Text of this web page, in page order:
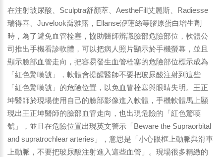
在注射玻尿酸、Sculptra舒顏萃、AestheFill艾麗斯、Radiesse
瑞得喜、Juvelook喬雅露，Ellanse洢蓮絲等膠原蛋白增生劑
時，為了避免血管栓塞，協助醫師辨識臉部危險部位，軟體公
司推出手機看診軟體，可以把病人照片顯示於手機螢幕，並且
顯示臉部血管走向，把容易發生血管栓塞的危險部位標示成為
「紅色驚嘆號」，軟體會提醒醫師不要把玻尿酸注射到這些
「紅色驚嘆號」的危險位置，以免血管栓塞與眼睛失明。王正
坤醫師於現場使用自己的臉部影像進入軟體，手機軟體馬上顯
現出王正坤醫師的臉部血管走向，也出現危險的「紅色驚嘆
號」，並且在危險位置出現英文警示「Beware the Supraorbital
and supratrochlear arteries」，意思是「小心眼框上動脈與滑車
上動脈，不要把玻尿酸注射進入這些血管」。現場很多精緻的